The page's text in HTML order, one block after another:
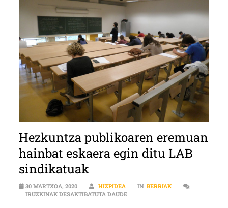
Hezkuntza publikoaren eremuan
hainbat eskaera egin ditu LAB
sindikatuak
30 MARTXOA, 2020 HIZPIDEA IN BERRIAK
IRUZKINAK DESAKTIBATUTA DAUDEHEZKUNTZA PUBLIKOAREN